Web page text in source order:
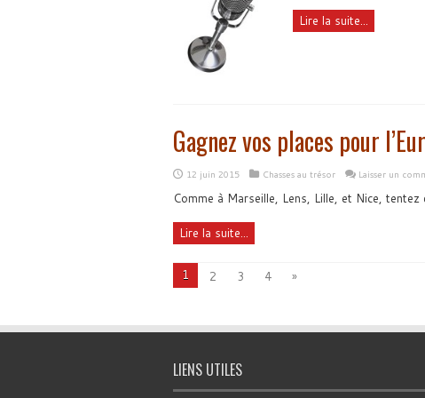
Lire la suite...
Gagnez vos places pour
12 juin 2015 Chasses au trésor Laisser un
Comme à Marseille, Lens, Lille, et Nice,
Lire la suite...
1 2 3 4 »
LIENS UTILES